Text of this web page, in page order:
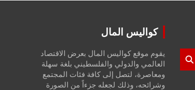
كواليس المال
يقوم موقع كواليس المال بعرض الاقتصاد
العالمي والدولي والفلسطيني بلغة سهلة
ومعاصرة، لتصل إلى كافة فئات المجتمع
وشرائحه، وذلك لجعله جزءاً من الصورة